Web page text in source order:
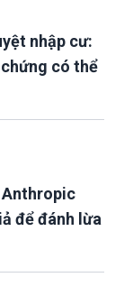
nhập cư:
có thể
Anthropic
để đánh lừa